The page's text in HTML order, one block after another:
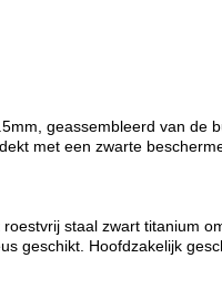
geassembleerd van de
met een zwarte
staal zwart titanium
geschikt. Hoofdzakelijk